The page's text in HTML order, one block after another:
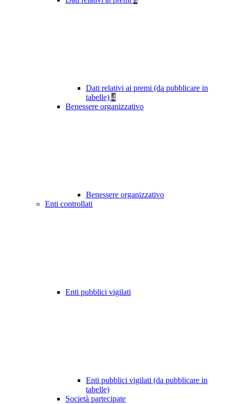
Dati relativi ai premi (da pubblicare in
tabelle) 4
Benessere organizzativo
Benessere organizzativo
Enti controllati
Enti pubblici vigilati
Enti pubblici vigilati (da pubblicare in
tabelle)
Società partecipate